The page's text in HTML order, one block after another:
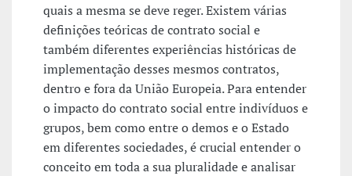
quais a mesma se deve reger. Existem várias
definições teóricas de contrato social e
também diferentes experiências históricas de
implementação desses mesmos contratos,
dentro e fora da União Europeia. Para entender
o impacto do contrato social entre indivíduos e
grupos, bem como entre o demos e o Estado
em diferentes sociedades, é crucial entender o
conceito em toda a sua pluralidade e analisar